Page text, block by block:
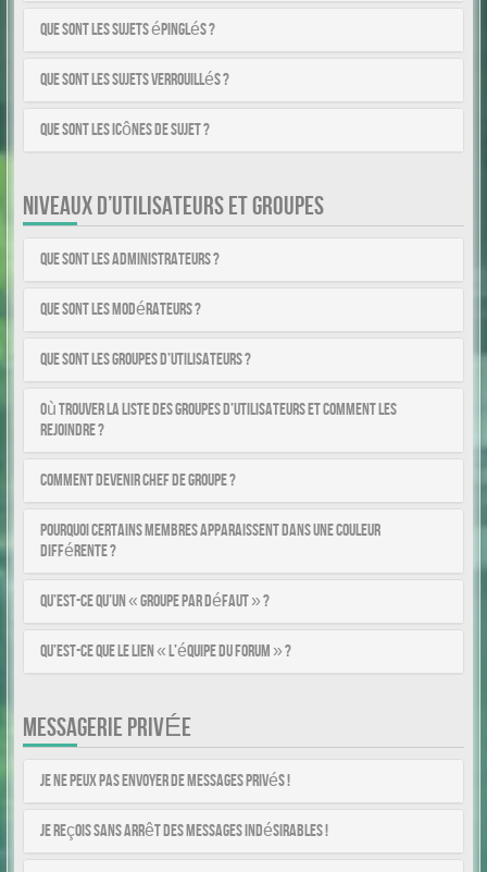
Que sont les sujets épinglés ?
Que sont les sujets verrouillés ?
Que sont les icônes de sujet ?
NIVEAUX D’UTILISATEURS ET GROUPES
Que sont les administrateurs ?
Que sont les modérateurs ?
Que sont les groupes d’utilisateurs ?
Où trouver la liste des groupes d’utilisateurs et comment les
rejoindre ?
Comment devenir chef de groupe ?
Pourquoi certains membres apparaissent dans une couleur
différente ?
Qu’est-ce qu’un « Groupe par défaut » ?
Qu’est-ce que le lien « L’équipe du forum » ?
MESSAGERIE PRIVÉE
Je ne peux pas envoyer de messages privés !
Je reçois sans arrêt des messages indésirables !